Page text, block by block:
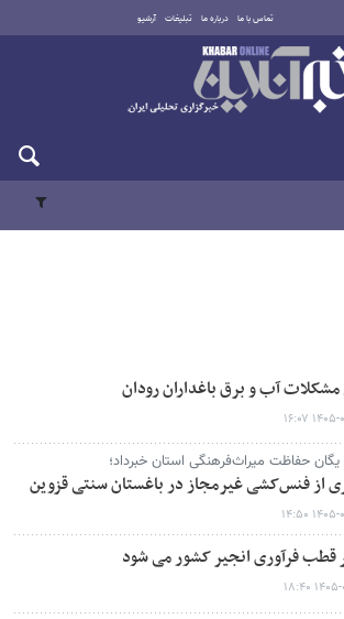
تماس با ما درباره ما تبلیغات آرشیو
پنجشنبه ۱۵ مرداد ۱۴۰۵
آب و برق باغداران رودان
۱۴ ۱۶:۰۷
یگان حفاظت میراث‌فرهنگی استان خبرداد؛
از فنس‌کشی غیرمجاز در باغستان سنتی قزوین
۱۲ ۱۴:۵۰
قطب فرآوری انجیر کشور می شود
۱۱ ۱۸:۴۰